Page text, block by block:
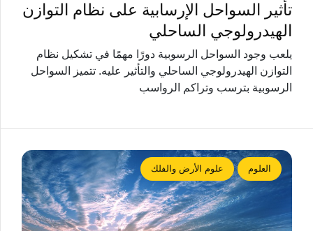
تأثير السواحل الإرسابية على نظام التوازن
الهيدرولوجي الساحلي
يلعب وجود السواحل الرسوبية دورًا مهمًا في تشكيل نظام
التوازن الهيدرولوجي الساحلي والتأثير عليه. تتميز السواحل
الرسوبية بترسب وتراكم الرواسب
العلوم علوم الأرض والفلك